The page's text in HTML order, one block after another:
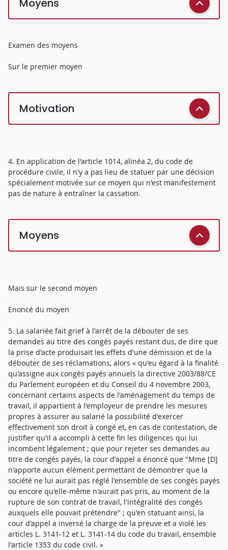
Moyens
Examen des moyens
Sur le premier moyen
Motivation
4. En application de l'article 1014, alinéa 2, du code de
procédure civile, il n'y a pas lieu de statuer par une décision
spécialement motivée sur ce moyen qui n'est manifestement
pas de nature à entraîner la cassation.
Moyens
Mais sur le second moyen
Enoncé du moyen
5. La salariée fait grief à l'arrêt de la débouter de ses
demandes au titre des congés payés restant dus, de dire que
la prise d'acte produisait les effets d'une démission et de la
débouter de ses réclamations, alors « qu'eu égard à la finalité
qu'assigne aux congés payés annuels la directive 2003/88/CE
du Parlement européen et du Conseil du 4 novembre 2003,
concernant certains aspects de l'aménagement du temps de
travail, il appartient à l'employeur de prendre les mesures
propres à assurer au salarié la possibilité d'exercer
effectivement son droit à congé et, en cas de contestation, de
justifier qu'il a accompli à cette fin les diligences qui lui
incombent légalement ; que pour rejeter ses demandes au
titre de congés payés, la cour d'appel a énoncé que "Mme [D]
n'apporte aucun élément permettant de démontrer que la
société ne lui aurait pas réglé l'ensemble de ses congés payés
ou encore qu'elle-même n'aurait pas pris, au moment de la
rupture de son contrat de travail, l'intégralité des congés
auxquels elle pouvait prétendre" ; qu'en statuant ainsi, la
cour d'appel a inversé la charge de la preuve et a violé les
articles L. 3141-12 et L. 3141-14 du code du travail, ensemble
l'article 1353 du code civil. »